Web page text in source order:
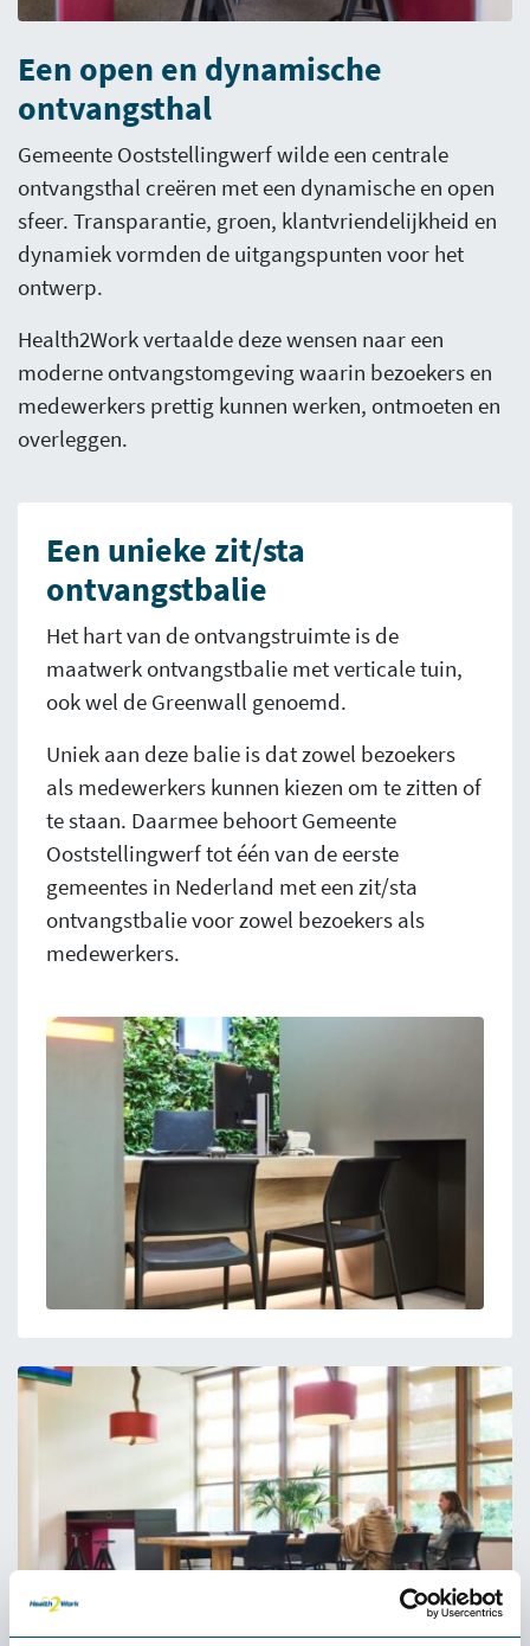
Een open en dynamische
ontvangsthal
Gemeente Ooststellingwerf wilde een centrale
ontvangsthal creëren met een dynamische en open
sfeer. Transparantie, groen, klantvriendelijkheid en
dynamiek vormden de uitgangspunten voor het
ontwerp.
Health2Work vertaalde deze wensen naar een
moderne ontvangstomgeving waarin bezoekers en
medewerkers prettig kunnen werken, ontmoeten en
overleggen.
Een unieke zit/sta
ontvangstbalie
Het hart van de ontvangstruimte is de
maatwerk ontvangstbalie met verticale tuin,
ook wel de Greenwall genoemd.
Uniek aan deze balie is dat zowel bezoekers
als medewerkers kunnen kiezen om te zitten of
te staan. Daarmee behoort Gemeente
Ooststellingwerf tot één van de eerste
gemeentes in Nederland met een zit/sta
ontvangstbalie voor zowel bezoekers als
medewerkers.